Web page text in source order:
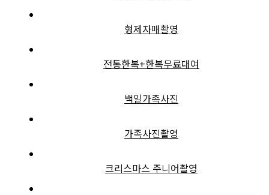
형제자매촬영
전통한복+한복무료대여
백일가족사진
가족사진촬영
크리스마스 주니어촬영